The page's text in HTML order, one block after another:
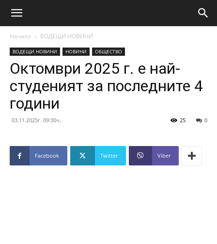
Начало ВОДЕЩИ НОВИНИ
ВОДЕЩИ НОВИНИ НОВИНИ ОБЩЕСТВО
Октомври 2025 г. е най-
студеният за последните 4
години
03.11.2025г. 09:30ч. 0
25
Facebook Twitter Viber